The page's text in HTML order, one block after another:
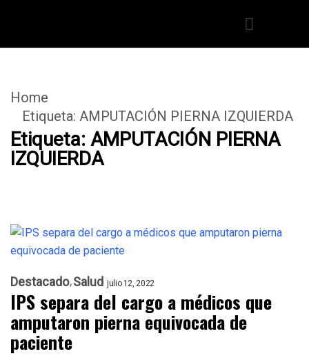
Home
Etiqueta: AMPUTACIÓN PIERNA IZQUIERDA
Etiqueta: AMPUTACIÓN PIERNA
IZQUIERDA
Destacado Salud julio 12, 2022
IPS separa del cargo a médicos que
amputaron pierna equivocada de
paciente